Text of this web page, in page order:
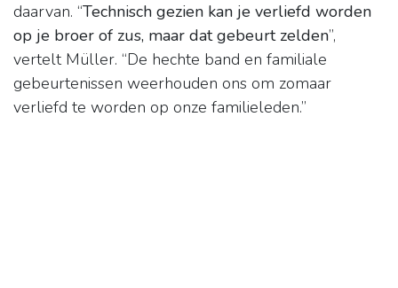
daarvan. “Technisch gezien kan je verliefd worden
op je broer of zus, maar dat gebeurt zelden”,
vertelt Müller. “De hechte band en familiale
gebeurtenissen weerhouden ons om zomaar
verliefd te worden op onze familieleden.”